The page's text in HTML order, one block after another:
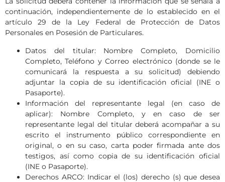
continuación, independientemente de lo establecido en el
artículo 29 de la Ley Federal de Protección de Datos
Personales en Posesión de Particulares.
Datos del titular: Nombre Completo, Domicilio
Completo, Teléfono y Correo electrónico (donde se le
comunicará la respuesta a su solicitud) debiendo
adjuntar la copia de su identificación oficial (INE o
Pasaporte).
Información del representante legal (en caso de
aplicar): Nombre Completo, y en caso de ser
representante legal del titular deberá acompañar a su
escrito el instrumento público correspondiente en
original, o en su caso, carta poder firmada ante dos
testigos, así como copia de su identificación oficial
(INE o Pasaporte).
Derechos ARCO: Indicar el (los) derecho (s) que desea